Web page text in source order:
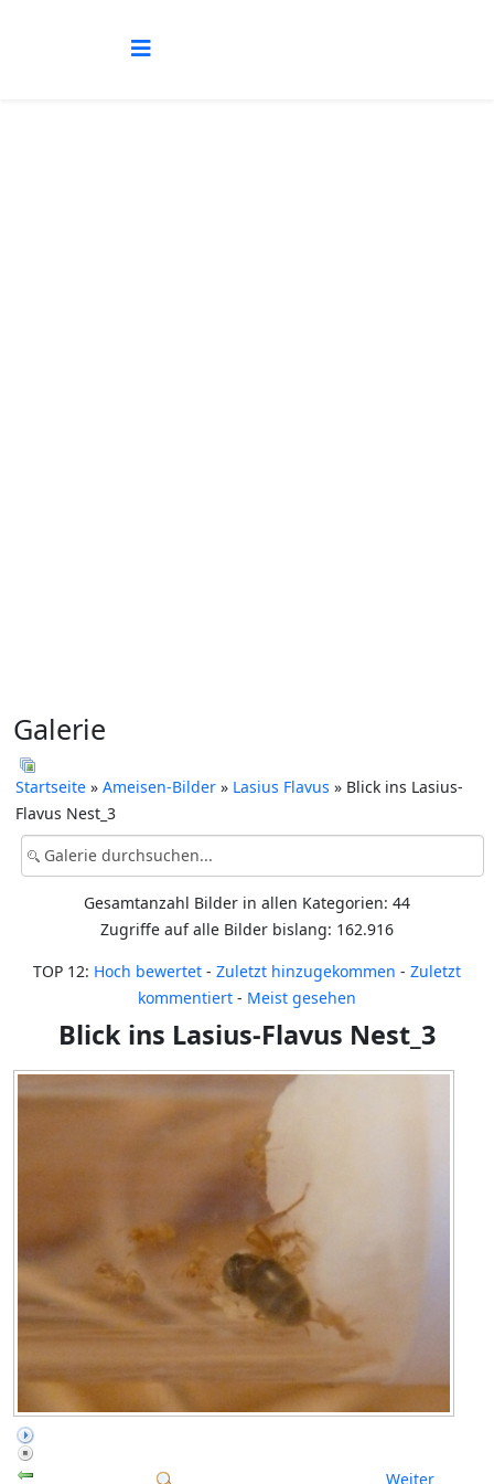
Galerie
Startseite » Ameisen-Bilder » Lasius Flavus » Blick ins Lasius-
Flavus Nest_3
Gesamtanzahl Bilder in allen Kategorien: 44
Zugriffe auf alle Bilder bislang: 162.916
TOP 12: Hoch bewertet - Zuletzt hinzugekommen - Zuletzt
kommentiert - Meist gesehen
Blick ins Lasius-Flavus Nest_3
Weiter